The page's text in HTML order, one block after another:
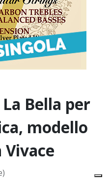
Bella per
modello
Vivace